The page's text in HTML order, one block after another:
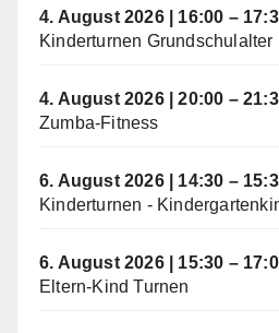
4. August 2026| 16:00 –
Kinderturnen Grundschulalter
4. August 2026|20:00 –
Zumba-Fitness
6. August 2026| 14:30 –
Kinderturnen -
6. August 2026| 15:30 –
Eltern-Kind Turnen